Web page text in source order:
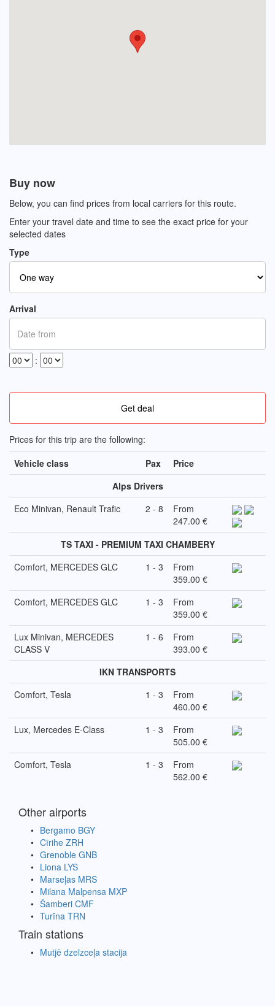
Buy now
Below, you can find prices from local carriers for this route.
Enter your travel date and time to see the exact price for your
selected dates
Type
Arrival
:
Prices for this trip are the following:
Vehicle class
Pax
Price
Alps Drivers
Eco Minivan, Renault Trafic
2 - 8
From
247.00 €
TS TAXI - PREMIUM TAXI CHAMBERY
Comfort, MERCEDES GLC
1 - 3
From
359.00 €
Comfort, MERCEDES GLC
1 - 3
From
359.00 €
Lux Minivan, MERCEDES
CLASS V
1 - 6
From
393.00 €
IKN TRANSPORTS
Comfort, Tesla
1 - 3
From
460.00 €
Lux, Mercedes E-Class
1 - 3
From
505.00 €
Comfort, Tesla
1 - 3
From
562.00 €
Other airports
Bergamo BGY
Cīrihe ZRH
Grenoble GNB
Liona LYS
Marseļas MRS
Milana Malpensa MXP
Šamberi CMF
Turīna TRN
Train stations
Mutjē dzelzceļa stacija